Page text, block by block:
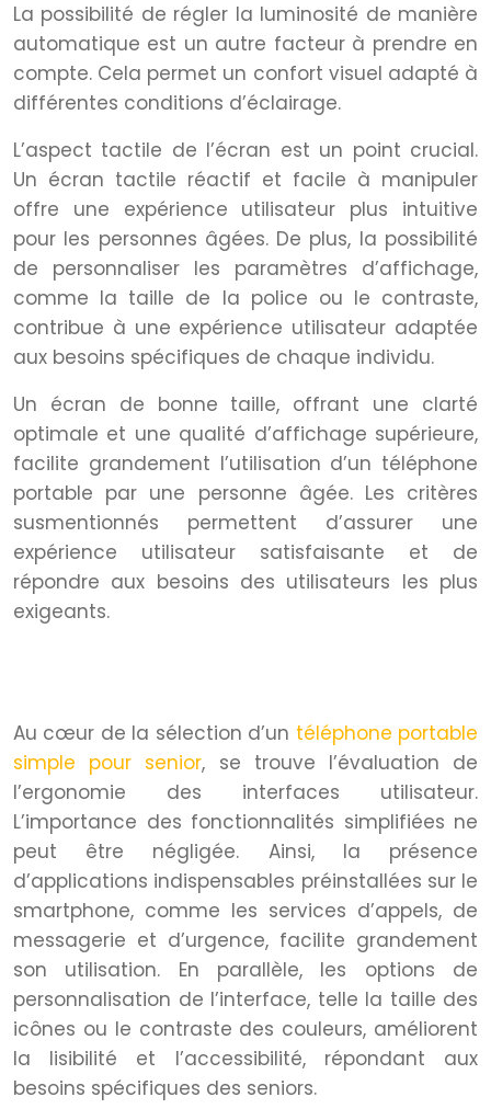
La possibilité de régler la luminosité de manière
automatique est un autre facteur à prendre en
compte. Cela permet un confort visuel adapté à
différentes conditions d’éclairage.
L’aspect tactile de l’écran est un point crucial.
Un écran tactile réactif et facile à manipuler
offre une expérience utilisateur plus intuitive
pour les personnes âgées. De plus, la possibilité
de personnaliser les paramètres d’affichage,
comme la taille de la police ou le contraste,
contribue à une expérience utilisateur adaptée
aux besoins spécifiques de chaque individu.
Un écran de bonne taille, offrant une clarté
optimale et une qualité d’affichage supérieure,
facilite grandement l’utilisation d’un téléphone
portable par une personne âgée. Les critères
susmentionnés permettent d’assurer une
expérience utilisateur satisfaisante et de
répondre aux besoins des utilisateurs les plus
exigeants.
Au cœur de la sélection d’un téléphone portable
simple pour senior, se trouve l’évaluation de
l’ergonomie des interfaces utilisateur.
L’importance des fonctionnalités simplifiées ne
peut être négligée. Ainsi, la présence
d’applications indispensables préinstallées sur le
smartphone, comme les services d’appels, de
messagerie et d’urgence, facilite grandement
son utilisation. En parallèle, les options de
personnalisation de l’interface, telle la taille des
icônes ou le contraste des couleurs, améliorent
la lisibilité et l’accessibilité, répondant aux
besoins spécifiques des seniors.